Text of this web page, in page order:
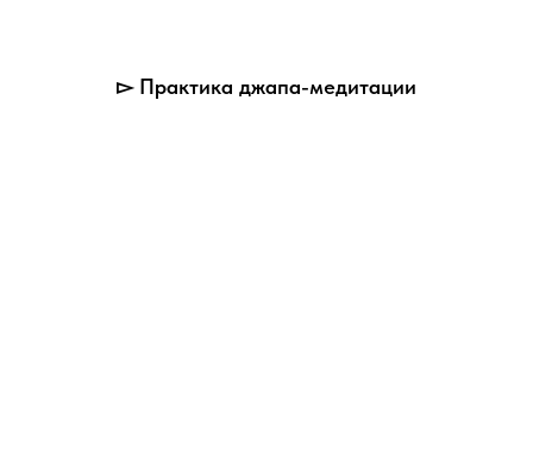
▻ Практика джапа-медитации